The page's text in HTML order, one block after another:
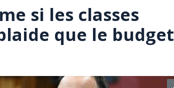
si les classes
que le budget